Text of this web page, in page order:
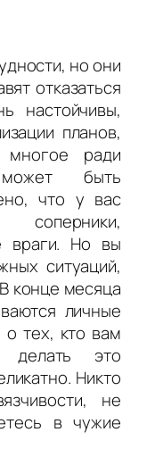
но они
отказаться
настойчивы,
планов,
ради
быть
что у вас
враги. Но вы
ситуаций,
конце месяца
личные
о тех, кто вам
делать это
Никто
не
в чужие